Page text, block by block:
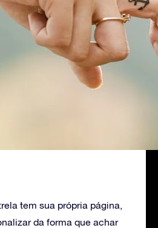
tem sua própria página,
da forma que achar